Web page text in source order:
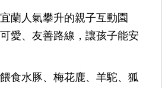
蘭人氣攀升的親子互動園
愛、友善路線，讓孩子能安
食水豚、梅花鹿、羊駝、狐